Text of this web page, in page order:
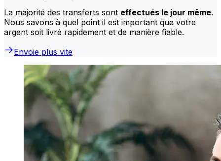
La majorité des transferts sont effectués le jour même.
Nous savons à quel point il est important que votre
argent soit livré rapidement et de manière fiable.
Envoie plus vite